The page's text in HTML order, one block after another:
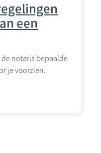
een
notaris bepaalde
je voorzien.